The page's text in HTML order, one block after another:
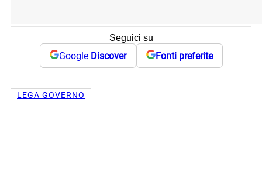
Seguici su
Google Discover Fonti preferite
LEGA GOVERNO